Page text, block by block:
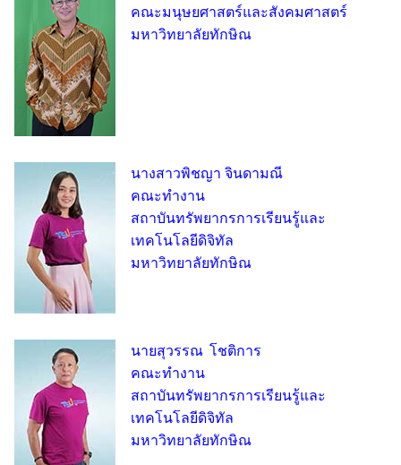
คณะมนุษยศาสตร์และสังคมศาสตร์
มหาวิทยาลัยทักษิณ
นางสาวพิชญา จินดามณี
คณะทำงาน
สถาบันทรัพยากรการเรียนรู้และ
เทคโนโลยีดิจิทัล
มหาวิทยาลัยทักษิณ
นายสุวรรณ โชติการ
คณะทำงาน
สถาบันทรัพยากรการเรียนรู้และ
เทคโนโลยีดิจิทัล
มหาวิทยาลัยทักษิณ